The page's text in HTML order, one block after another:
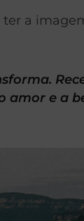
a
amor e a